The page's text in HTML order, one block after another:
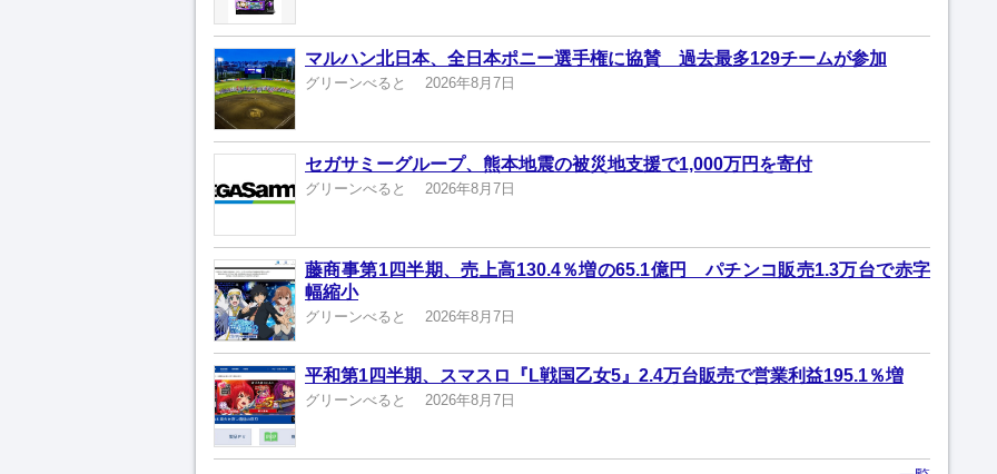
マルハン北日本、全日本ポニー選手権に協賛 過去最多129チームが参加
グリーンべると 2026年8月7日
セガサミーグループ、熊本地震の被災地支援で1,000万円を寄付
グリーンべると 2026年8月7日
藤商事第1四半期、売上高130.4％増の65.1億円 パチンコ販売1.3万台で赤字
幅縮小
グリーンべると 2026年8月7日
平和第1四半期、スマスロ『L戦国乙女5』2.4万台販売で営業利益195.1％増
グリーンべると 2026年8月7日